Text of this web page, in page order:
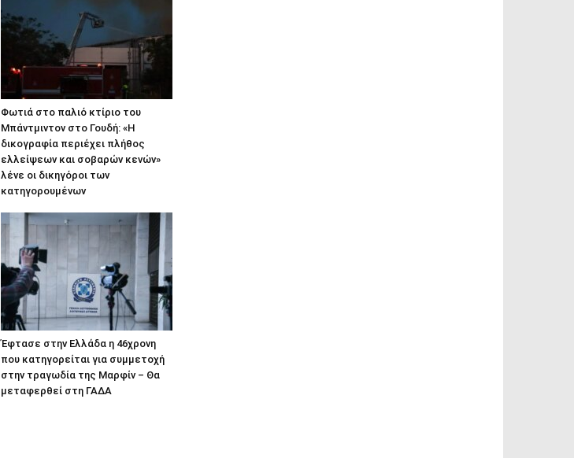
Φωτιά στο παλιό κτίριο του
Μπάντμιντον στο Γουδή: «Η
δικογραφία περιέχει πλήθος
ελλείψεων και σοβαρών κενών»
λένε οι δικηγόροι των
κατηγορουμένων
Έφτασε στην Ελλάδα η 46χρονη
που κατηγορείται για συμμετοχή
στην τραγωδία της Μαρφίν – Θα
μεταφερθεί στη ΓΑΔΑ